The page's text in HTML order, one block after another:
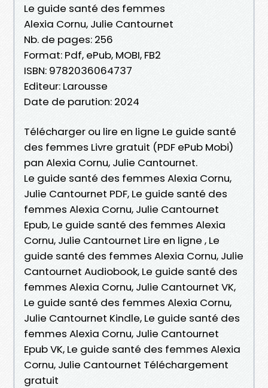
Le guide santé des femmes
Alexia Cornu, Julie Cantournet
Nb. de pages: 256
Format: Pdf, ePub, MOBI, FB2
ISBN: 9782036064737
Editeur: Larousse
Date de parution: 2024
Télécharger ou lire en ligne Le guide santé
des femmes Livre gratuit (PDF ePub Mobi)
pan Alexia Cornu, Julie Cantournet.
Le guide santé des femmes Alexia Cornu,
Julie Cantournet PDF, Le guide santé des
femmes Alexia Cornu, Julie Cantournet
Epub, Le guide santé des femmes Alexia
Cornu, Julie Cantournet Lire en ligne , Le
guide santé des femmes Alexia Cornu, Julie
Cantournet Audiobook, Le guide santé des
femmes Alexia Cornu, Julie Cantournet VK,
Le guide santé des femmes Alexia Cornu,
Julie Cantournet Kindle, Le guide santé des
femmes Alexia Cornu, Julie Cantournet
Epub VK, Le guide santé des femmes Alexia
Cornu, Julie Cantournet Téléchargement
gratuit